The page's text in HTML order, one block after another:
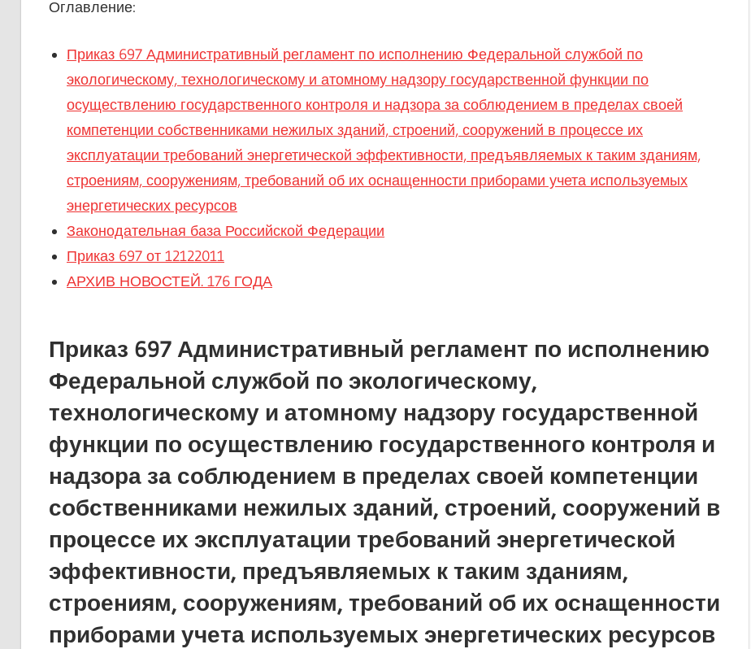
Оглавление:
Приказ 697 Административный регламент по исполнению Федеральной службой по
экологическому, технологическому и атомному надзору государственной функции по
осуществлению государственного контроля и надзора за соблюдением в пределах своей
компетенции собственниками нежилых зданий, строений, сооружений в процессе их
эксплуатации требований энергетической эффективности, предъявляемых к таким зданиям,
строениям, сооружениям, требований об их оснащенности приборами учета используемых
энергетических ресурсов
Законодательная база Российской Федерации
Приказ 697 от 12122011
АРХИВ НОВОСТЕЙ. 176 ГОДА
Приказ 697 Административный регламент по исполнению
Федеральной службой по экологическому,
технологическому и атомному надзору государственной
функции по осуществлению государственного контроля и
надзора за соблюдением в пределах своей компетенции
собственниками нежилых зданий, строений, сооружений в
процессе их эксплуатации требований энергетической
эффективности, предъявляемых к таким зданиям,
строениям, сооружениям, требований об их оснащенности
приборами учета используемых энергетических ресурсов